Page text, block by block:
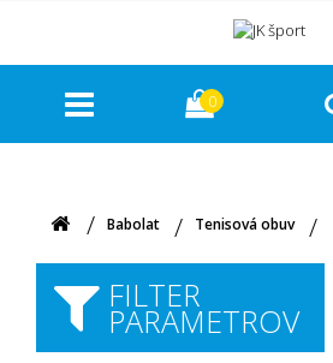
0
Babolat Tenisová obuv
FILTER
PARAMETROV